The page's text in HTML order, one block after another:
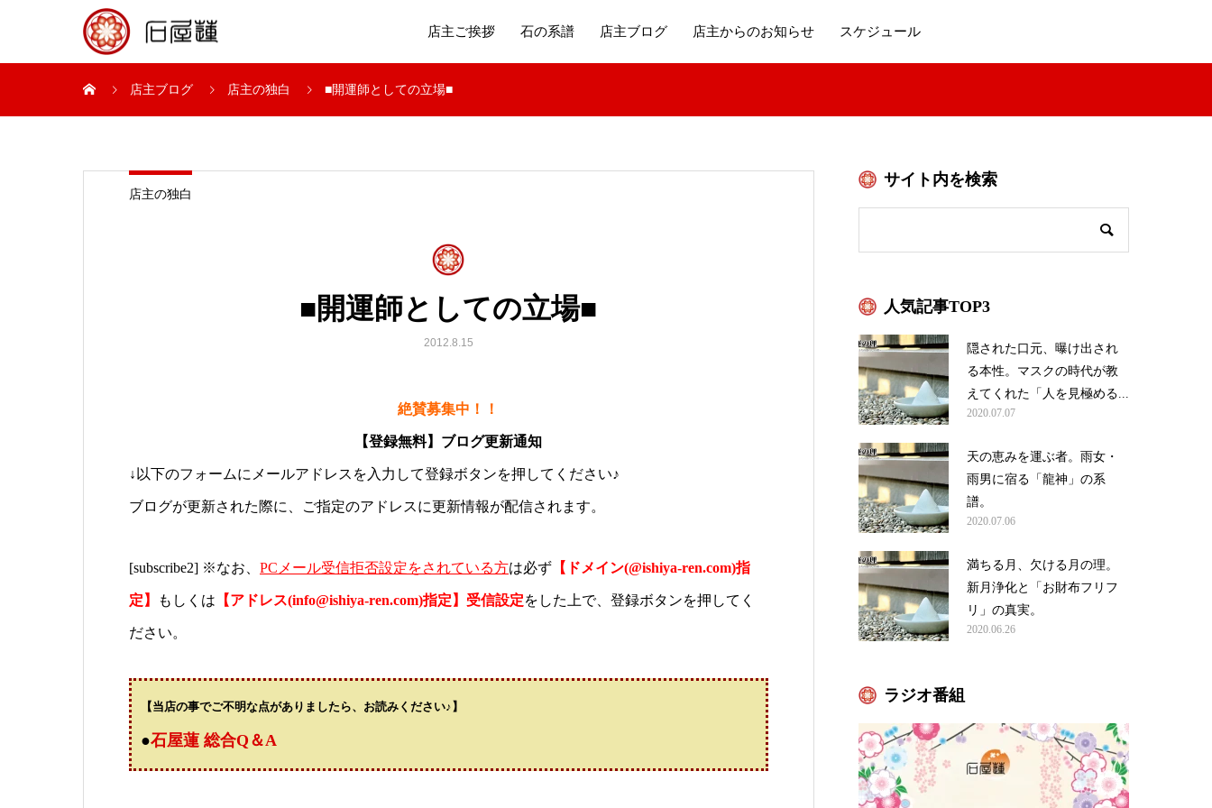
店主ご挨拶 石の系譜 店主ブログ 店主からのお知らせ スケジュール
店主ブログ 店主の独白 ■開運師としての立場■
店主の独白
■開運師としての立場■
2012.8.15
絶賛募集中！！
【登録無料】ブログ更新通知
↓以下のフォームにメールアドレスを入力して登録ボタンを押してください♪
ブログが更新された際に、ご指定のアドレスに更新情報が配信されます。
[subscribe2] ※なお、 PCメール受信拒否設定をされている方は必ず 【ドメイン(@ishiya-ren.com)指
定】 もしくは 【アドレス(info@ishiya-ren.com)指定】受信設定をした上で、登録ボタンを押してく
ださい。
【当店の事でご不明な点がありましたら、お読みください♪】
●石屋蓮 総合Q＆A
サイト内を検索
人気記事TOP3
隠された口元、曝け出され
る本性。マスクの時代が教
えてくれた「人を見極める...
2020.07.07
天の恵みを運ぶ者。雨女・
雨男に宿る「龍神」の系
譜。
2020.07.06
満ちる月、欠ける月の理。
新月浄化と「お財布フリフ
リ」の真実。
2020.06.26
ラジオ番組